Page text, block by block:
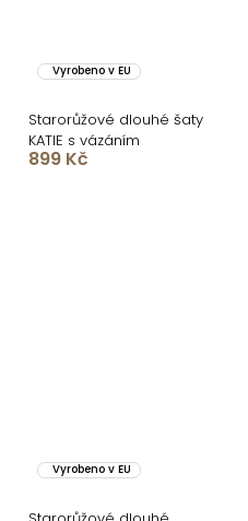
Vyrobeno v EU
Starorůžové dlouhé šaty
KATIE s vázáním
899 Kč
Vyrobeno v EU